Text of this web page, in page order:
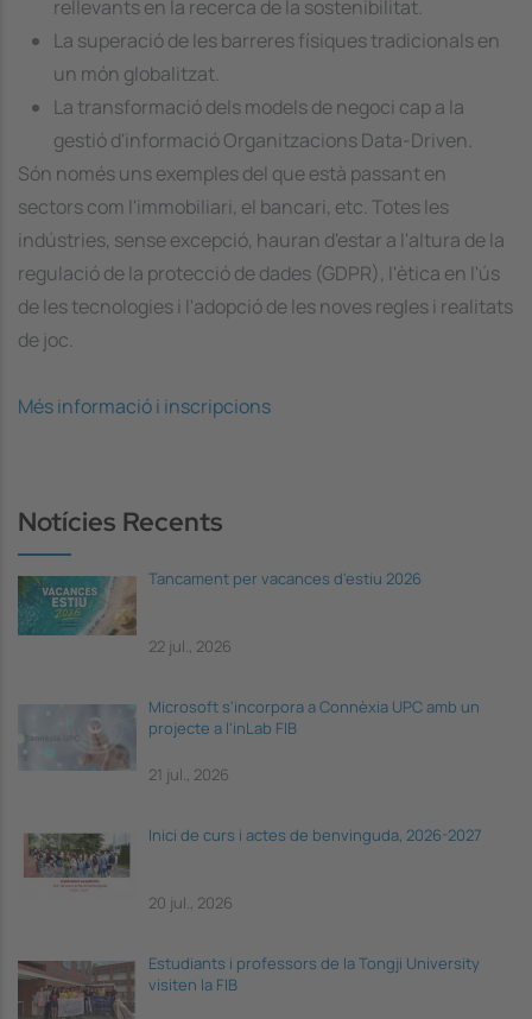
rellevants en la recerca de la sostenibilitat.
La superació de les barreres físiques tradicionals en
un món globalitzat.
La transformació dels models de negoci cap a la
gestió d'informació Organitzacions Data-Driven.
Són només uns exemples del que està passant en
sectors com l'immobiliari, el bancari, etc. Totes les
indústries, sense excepció, hauran d'estar a l'altura de la
regulació de la protecció de dades (GDPR), l'ètica en l'ús
de les tecnologies i l'adopció de les noves regles i realitats
de joc.
Més informació i inscripcions
Notícies Recents
Tancament per vacances d'estiu 2026
22 jul., 2026
Microsoft s'incorpora a Connèxia UPC amb un
projecte a l'inLab FIB
21 jul., 2026
Inici de curs i actes de benvinguda, 2026-2027
20 jul., 2026
Estudiants i professors de la Tongji University
visiten la FIB